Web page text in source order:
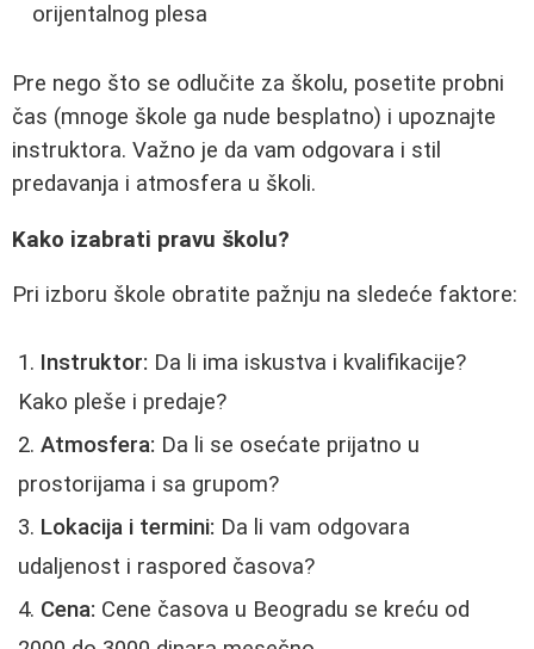
orijentalnog plesa
Pre nego što se odlučite za školu, posetite probni
čas (mnoge škole ga nude besplatno) i upoznajte
instruktora. Važno je da vam odgovara i stil
predavanja i atmosfera u školi.
Kako izabrati pravu školu?
Pri izboru škole obratite pažnju na sledeće faktore:
Instruktor: Da li ima iskustva i kvalifikacije?
Kako pleše i predaje?
Atmosfera: Da li se osećate prijatno u
prostorijama i sa grupom?
Lokacija i termini: Da li vam odgovara
udaljenost i raspored časova?
Cena: Cene časova u Beogradu se kreću od